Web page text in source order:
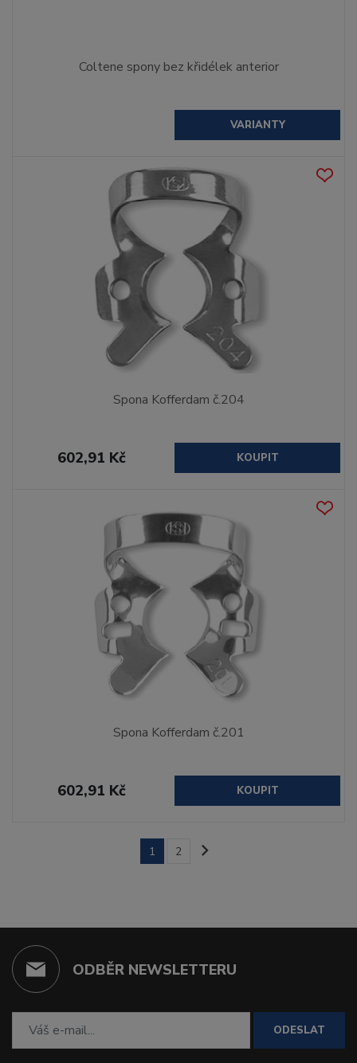
Coltene spony bez křidélek anterior
VARIANTY
Spona Kofferdam č.204
602,91 Kč KOUPIT
Spona Kofferdam č.201
602,91 Kč KOUPIT
1 2
ODBĚR NEWSLETTERU
ODESLAT